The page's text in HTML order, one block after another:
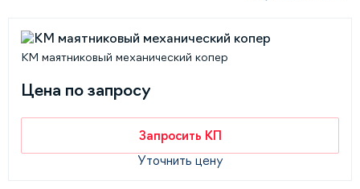
КМ маятниковый механический копер
Цена по запросу
Запросить КП
Уточнить цену